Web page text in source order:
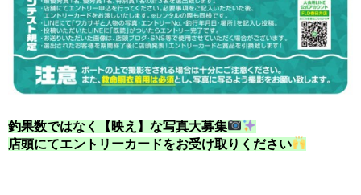
釣果数ではなく【映え】な写真大募集
店頭にてエントリーカードをお受け取りください